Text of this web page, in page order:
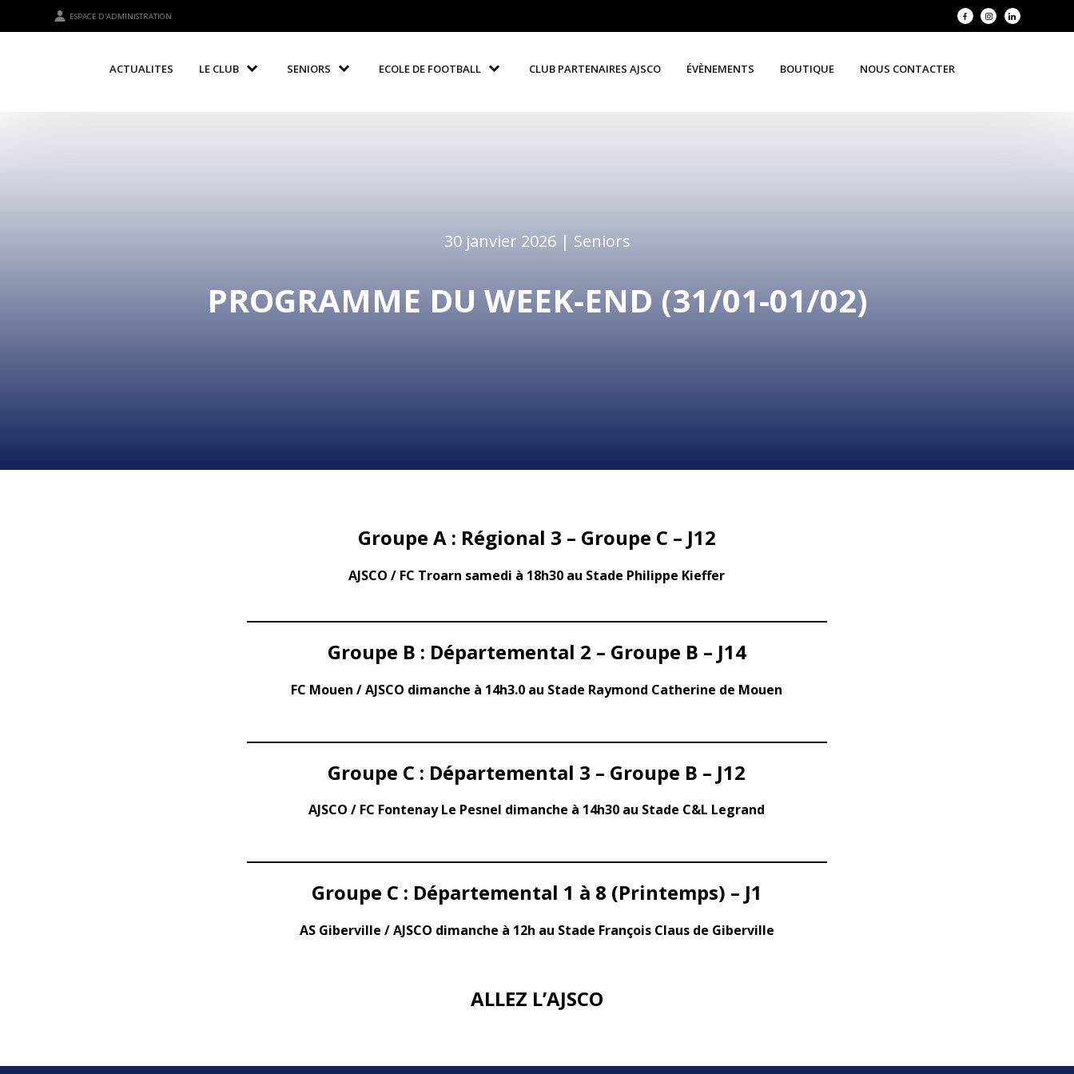
ESPACE D'ADMINISTRATION
ACTUALITES LE CLUB SENIORS ECOLE DE FOOTBALL CLUB PARTENAIRES AJSCO ÉVÈNEMENTS BOUTIQUE NOUS CONTACTER
30 janvier 2026 | Seniors
PROGRAMME DU WEEK-END (31/01-01/02)
Groupe A : Régional 3 – Groupe C – J12
AJSCO / FC Troarn samedi à 18h30 au Stade Philippe Kieffer
Groupe B : Départemental 2 – Groupe B – J14
FC Mouen / AJSCO dimanche à 14h3.0 au Stade Raymond Catherine de Mouen
Groupe C : Départemental 3 – Groupe B – J12
AJSCO / FC Fontenay Le Pesnel dimanche à 14h30 au Stade C&L Legrand
Groupe C : Départemental 1 à 8 (Printemps) – J1
AS Giberville / AJSCO dimanche à 12h au Stade François Claus de Giberville
ALLEZ L’AJSCO